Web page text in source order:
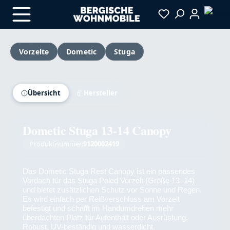
Zum Hauptinhalt springen
Vorzelte
Dometic Stuga
Versandkostenfrei
Übersicht Hersteller
Dometic Stuga 13-14 Canopy
Produktnummer: 9120002419
Das Dometic Stuga Rest Canopy ist ein passendes
Vordach für das Stuga Poled Vorzelt (Größe 13–14)
und bietet zusätzlichen Schutz vor Sonne und Regen.
Es wird einfach per Reißverschluss am Vorzelt
befestigt und schafft im Handumdrehen mehr
überdachten Platz für Aufenthalt oder Ausrüstung.
Robust, UV-beständig und wasserdicht.